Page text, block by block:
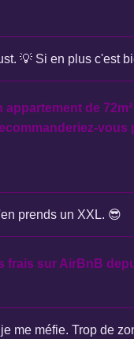
💡 Si en plus c'est
de
prends un XXL. 😎
frais sur AirBnB
me méfie. Trop de